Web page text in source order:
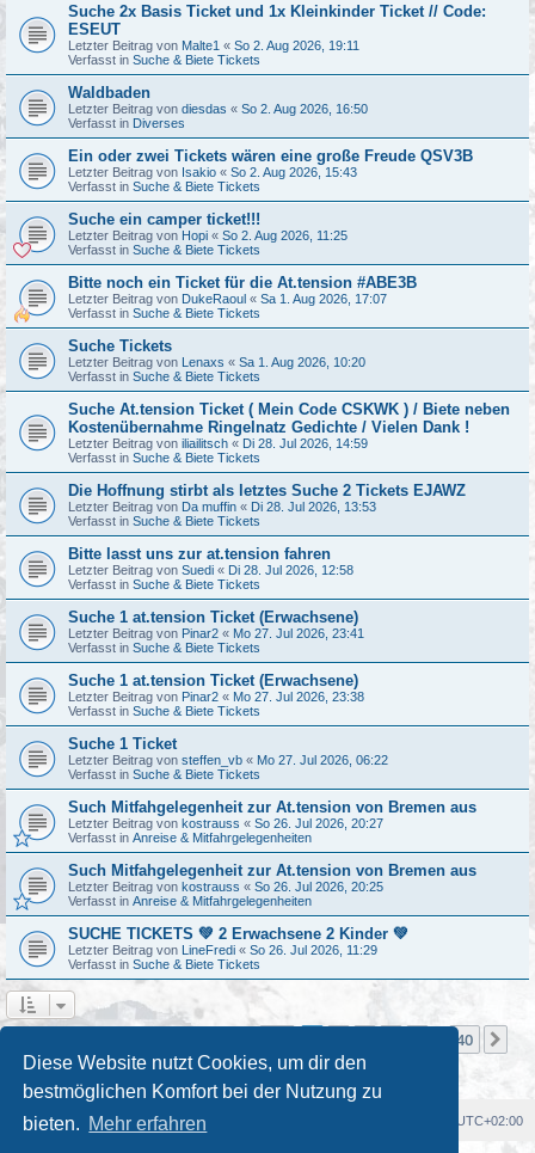
Diese Website nutzt Cookies, um dir den
bestmöglichen Komfort bei der Nutzung zu
bieten. Mehr erfahren
Suche 2x Basis Ticket und 1x Kleinkinder Ticket // Code:
ESEUT
Letzter Beitrag von Malte1 « So 2. Aug 2026, 19:11
Verfasst in Suche & Biete Tickets
Waldbaden
Letzter Beitrag von diesdas « So 2. Aug 2026, 16:50
Verfasst in Diverses
Ein oder zwei Tickets wären eine große Freude QSV3B
Letzter Beitrag von Isakio « So 2. Aug 2026, 15:43
Verfasst in Suche & Biete Tickets
Suche ein camper ticket!!!
Letzter Beitrag von Hopi « So 2. Aug 2026, 11:25
Verfasst in Suche & Biete Tickets
Bitte noch ein Ticket für die At.tension #ABE3B
Letzter Beitrag von DukeRaoul « Sa 1. Aug 2026, 17:07
Verfasst in Suche & Biete Tickets
Suche Tickets
Letzter Beitrag von Lenaxs « Sa 1. Aug 2026, 10:20
Verfasst in Suche & Biete Tickets
Suche At.tension Ticket ( Mein Code CSKWK ) / Biete neben
Kostenübernahme Ringelnatz Gedichte / Vielen Dank !
Letzter Beitrag von iliailitsch « Di 28. Jul 2026, 14:59
Verfasst in Suche & Biete Tickets
Die Hoffnung stirbt als letztes Suche 2 Tickets EJAWZ
Letzter Beitrag von Da muffin « Di 28. Jul 2026, 13:53
Verfasst in Suche & Biete Tickets
Bitte lasst uns zur at.tension fahren
Letzter Beitrag von Suedi « Di 28. Jul 2026, 12:58
Verfasst in Suche & Biete Tickets
Suche 1 at.tension Ticket (Erwachsene)
Letzter Beitrag von Pinar2 « Mo 27. Jul 2026, 23:41
Verfasst in Suche & Biete Tickets
Suche 1 at.tension Ticket (Erwachsene)
Letzter Beitrag von Pinar2 « Mo 27. Jul 2026, 23:38
Verfasst in Suche & Biete Tickets
Suche 1 Ticket
Letzter Beitrag von steffen_vb « Mo 27. Jul 2026, 06:22
Verfasst in Suche & Biete Tickets
Such Mitfahgelegenheit zur At.tension von Bremen aus
Letzter Beitrag von kostrauss « So 26. Jul 2026, 20:27
Verfasst in Anreise & Mitfahrgelegenheiten
Such Mitfahgelegenheit zur At.tension von Bremen aus
Letzter Beitrag von kostrauss « So 26. Jul 2026, 20:25
Verfasst in Anreise & Mitfahrgelegenheiten
SUCHE TICKETS 💚 2 Erwachsene 2 Kinder 💚
Letzter Beitrag von LineFredi « So 26. Jul 2026, 11:29
Verfasst in Suche & Biete Tickets
40
Foren-Übersicht UTC+02:00